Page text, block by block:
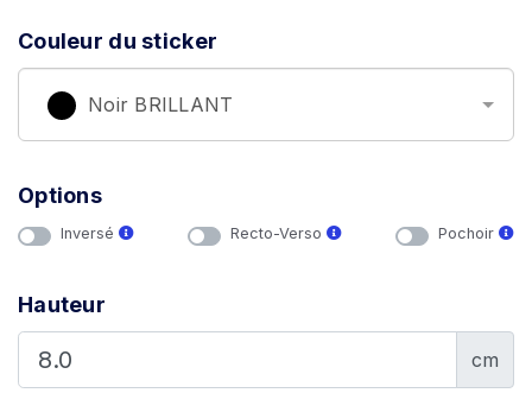
Couleur du sticker
Noir BRILLANT
Options
Inversé Recto-Verso Pochoir
Hauteur
cm